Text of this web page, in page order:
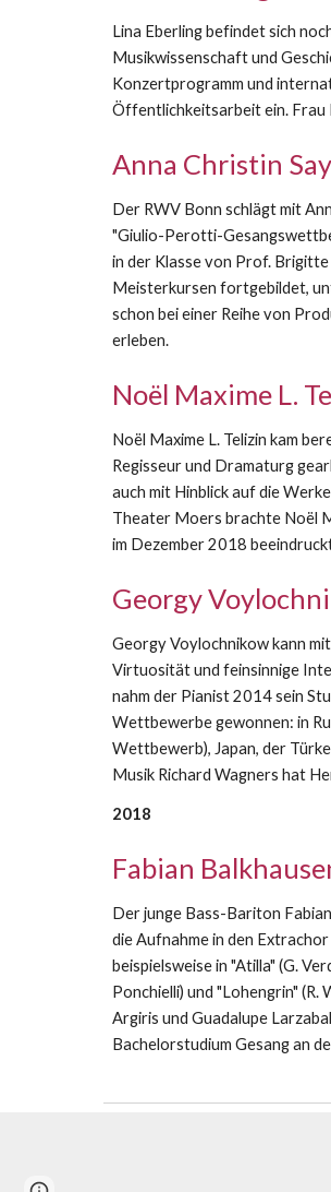
Lina Eberling befindet sich
Musikwissenschaft und
Konzertprogramm und
Öffentlichkeitsarbeit ein. Frau
Anna Christin
Der RWV Bonn schlägt mit
"Giulio-Perotti-
in der Klasse von Prof.
Meisterkursen fortgebildet,
schon bei einer Reihe von
erleben.
Noël Maxime L.
Noël Maxime L. Telizin kam
Regisseur und Dramaturg
auch mit Hinblick auf die
Theater Moers brachte Noël
im Dezember 2018
Georgy
Georgy Voylochnikow kann
Virtuosität und feinsinnige
nahm der Pianist 2014 sein
Wettbewerbe gewonnen: in
Wettbewerb), Japan, der
Musik Richard Wagners hat
2018
Fabian
Der junge Bass-Bariton
die Aufnahme in den
beispielsweise in "Atilla" (G.
Ponchielli) und "Lohengrin"
Argiris und Guadalupe
Bachelorstudium Gesang an